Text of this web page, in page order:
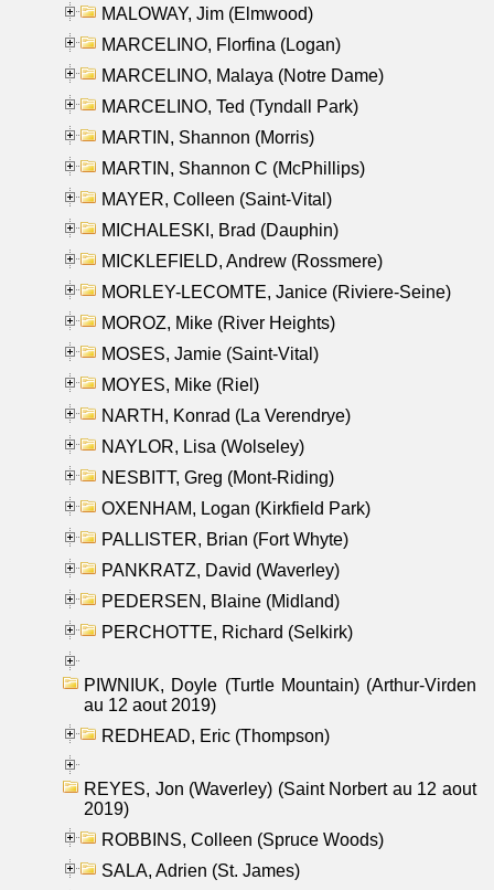
MALOWAY, Jim (Elmwood)
MARCELINO, Florfina (Logan)
MARCELINO, Malaya (Notre Dame)
MARCELINO, Ted (Tyndall Park)
MARTIN, Shannon (Morris)
MARTIN, Shannon C (McPhillips)
MAYER, Colleen (Saint-Vital)
MICHALESKI, Brad (Dauphin)
MICKLEFIELD, Andrew (Rossmere)
MORLEY-LECOMTE, Janice (Riviere-Seine)
MOROZ, Mike (River Heights)
MOSES, Jamie (Saint-Vital)
MOYES, Mike (Riel)
NARTH, Konrad (La Verendrye)
NAYLOR, Lisa (Wolseley)
NESBITT, Greg (Mont-Riding)
OXENHAM, Logan (Kirkfield Park)
PALLISTER, Brian (Fort Whyte)
PANKRATZ, David (Waverley)
PEDERSEN, Blaine (Midland)
PERCHOTTE, Richard (Selkirk)
PIWNIUK, Doyle (Turtle Mountain) (Arthur-Virden
au 12 aout 2019)
REDHEAD, Eric (Thompson)
REYES, Jon (Waverley) (Saint Norbert au 12 aout
2019)
ROBBINS, Colleen (Spruce Woods)
SALA, Adrien (St. James)